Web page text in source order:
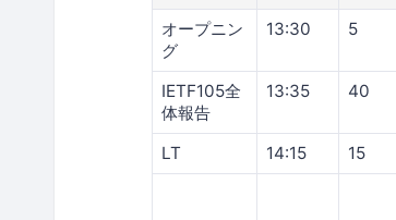
オープニン
グ
13:30 5
IETF105全
体報告
13:35 40
LT 14:15 15